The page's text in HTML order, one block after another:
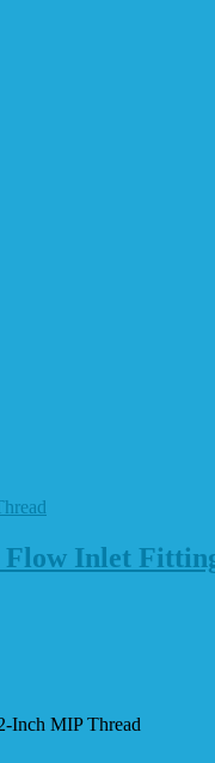
Inlet
Inch MIP Thread